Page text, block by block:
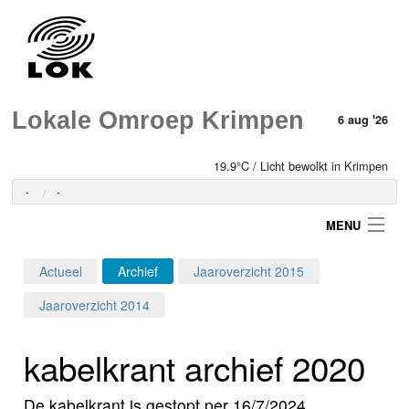
Lokale Omroep Krimpen 6 aug '26
19.9°C / Licht bewolkt in Krimpen
- -
MENU
Programma's
Actueel Archief
Jaaroverzicht 2015
Jaaroverzicht 2014
kabelkrant archief 2020